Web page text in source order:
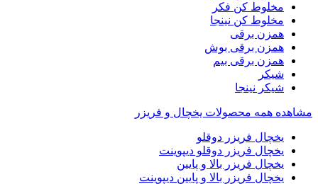
مخلوط کن فکر
مخلوط کن نینجا
همزن برقی
همزن برقی بوش
همزن برقی بیم
شیکر
شیکر نینجا
مشاهده همه محصولات یخچال و فریزر
یخچال فریزر دوقلو
یخچال فریزر دوقلو دیپوینت
یخچال فریزر بالا و پایین
یخچال فریزر بالا و پایین دیپوینت